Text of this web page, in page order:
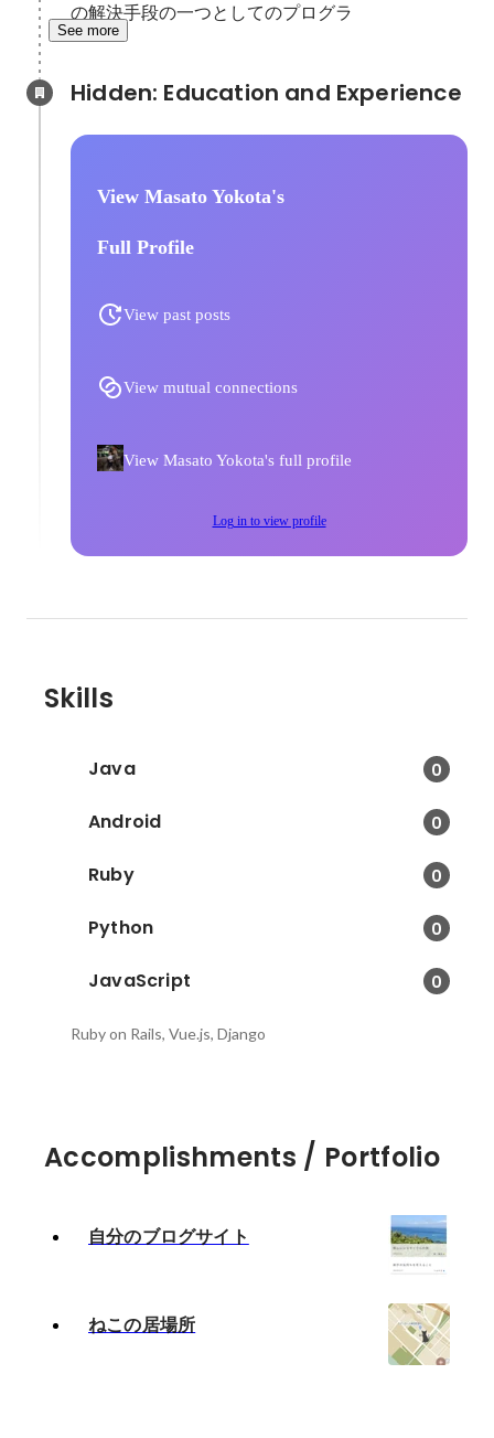
の解決手段の一つとしてのプログラ
See more
View Masato Yokota's
Full Profile
View past posts
View mutual connections
View Masato Yokota's full profile
Log in to view profile
Skills
Java 0
Android 0
Ruby 0
Python 0
JavaScript 0
Ruby on Rails, Vue.js, Django
Accomplishments / Portfolio
自分のブログサイト
ねこの居場所